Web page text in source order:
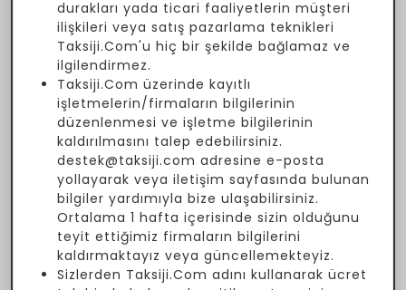
durakları yada ticari faaliyetlerin müşteri
ilişkileri veya satış pazarlama teknikleri
Taksiji.Com'u hiç bir şekilde bağlamaz ve
ilgilendirmez.
Taksiji.Com üzerinde kayıtlı
işletmelerin/firmaların bilgilerinin
düzenlenmesi ve işletme bilgilerinin
kaldırılmasını talep edebilirsiniz.
destek@taksiji.com adresine e-posta
yollayarak veya iletişim sayfasında bulunan
bilgiler yardımıyla bize ulaşabilirsiniz.
Ortalama 1 hafta içerisinde sizin olduğunu
teyit ettiğimiz firmaların bilgilerini
kaldırmaktayız veya güncellemekteyiz.
Sizlerden Taksiji.Com adını kullanarak ücret